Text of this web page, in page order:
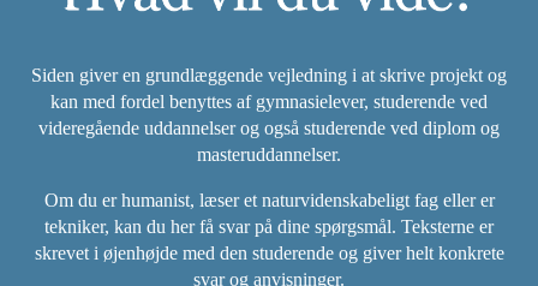
Siden giver en grundlæggende vejledning i at skrive projekt og
kan med fordel benyttes af gymnasielever, studerende ved
videregående uddannelser og også studerende ved diplom og
masteruddannelser.
Om du er humanist, læser et naturvidenskabeligt fag eller er
tekniker, kan du her få svar på dine spørgsmål. Teksterne er
skrevet i øjenhøjde med den studerende og giver helt konkrete
svar og anvisninger.